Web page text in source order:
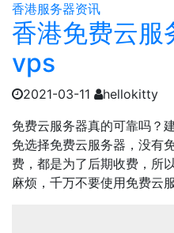
香港服务器资讯
香港免费云服
vps
2021-03-11
hellokitty
免费云服务器真的可靠吗？
免选择免费云服务器，没有
费，都是为了后期收费，所
麻烦，千万不要使用免费云服